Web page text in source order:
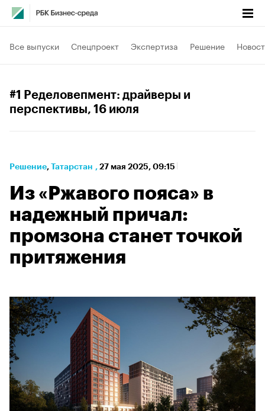
Все выпуски Спецпроект Экспертиза Решение
#1 Ределовепмент: драйверы и
перспективы, 16 июля
Решение⁠, Татарстан , 27 мая 2025, 09:15
Из «Ржавого пояса» в
надежный причал:
промзона станет точкой
притяжения